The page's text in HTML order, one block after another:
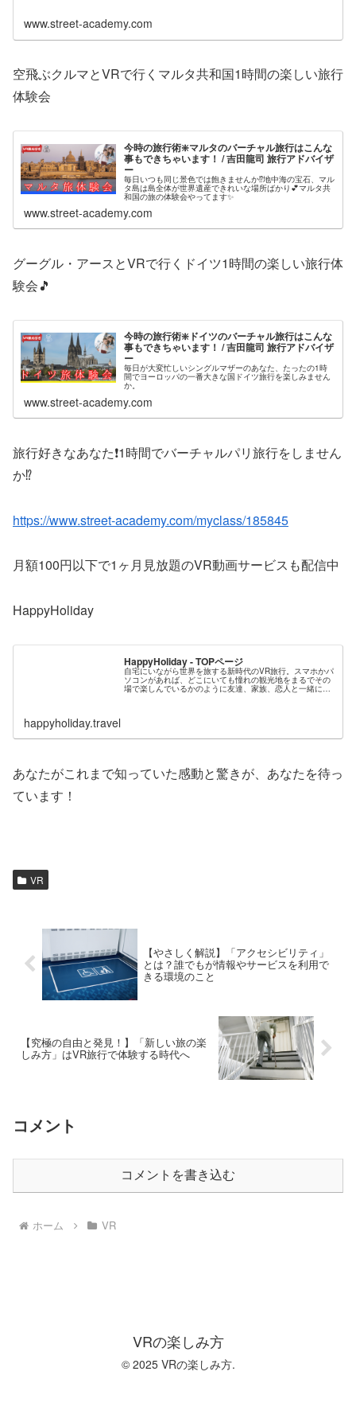
www.street-academy.com
空飛ぶクルマとVRで行くマルタ共和国1時間の楽しい旅行
体験会
今時の旅行術❇️マルタのバーチャル旅行はこんな
事もできちゃいます！ / 吉田龍司 旅行アドバイザ
ー
毎日いつも同じ景色では飽きませんか⁉️地中海の宝石、マル
タ島は島全体が世界遺産できれいな場所ばかり💕マルタ共
和国の旅の体験会やってます✨
www.street-academy.com
グーグル・アースとVRで行くドイツ1時間の楽しい旅行体
験会🎵
今時の旅行術❇️ドイツのバーチャル旅行はこんな
事もできちゃいます！ / 吉田龍司 旅行アドバイザ
ー
毎日が大変忙しいシングルマザーのあなた、たったの1時
間でヨーロッパの一番大きな国ドイツ旅行を楽しみません
か。
www.street-academy.com
旅行好きなあなた❗1時間でバーチャルパリ旅行をしません
か⁉️
https://www.street-academy.com/myclass/185845
月額100円以下で1ヶ月見放題のVR動画サービスも配信中
HappyHoliday
HappyHoliday - TOPページ
自宅にいながら世界を旅する新時代のVR旅行。スマホかパ
ソコンがあれば、どこにいても憧れの観光地をまるでその
場で楽しんでいるかのように友達、家族、恋人と一緒に会
話をしながら体感できます。新しい旅のスタイルをハッピ
happyholiday.travel
あなたがこれまで知っていた感動と驚きが、あなたを待っ
ています！
VR
【やさしく解説】「アクセシビリティ」
とは？誰でもが情報やサービスを利用で
きる環境のこと
【究極の自由と発見！】「新しい旅の楽
しみ方」はVR旅行で体験する時代へ
コメント
コメントを書き込む
ホーム VR
VRの楽しみ方
© 2025 VRの楽しみ方.